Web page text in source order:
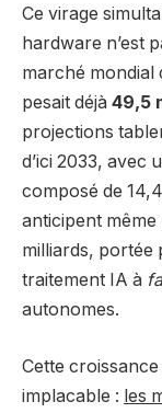
Ce virage
hardware n’est
marché mondial
pesait déjà 49,5
projections
d’ici 2033, avec
composé de
anticipent
milliards, portée
traitement IA à
autonomes.
Cette
implacable : les